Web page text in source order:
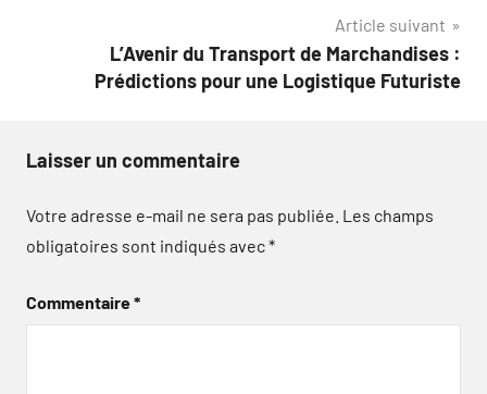
Article suivant
L’Avenir du Transport de Marchandises :
Prédictions pour une Logistique Futuriste
Laisser un commentaire
Votre adresse e-mail ne sera pas publiée. Les champs
obligatoires sont indiqués avec*
Commentaire*